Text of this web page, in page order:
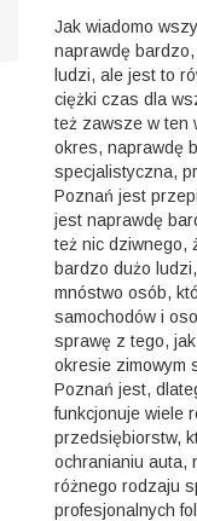
Jak wiadomo
naprawdę
ludzi, ale jest to
ciężki czas dla
też zawsze w ten
okres, naprawdę
specjalistyczna,
Poznań jest
jest naprawdę
też nic dziwnego,
bardzo dużo
mnóstwo osób,
samochodów i
sprawę z tego,
okresie zimowym
Poznań jest,
funkcjonuje wiele
przedsiębiorstw,
ochranianiu auta,
różnego rodzaju
profesjonalnych